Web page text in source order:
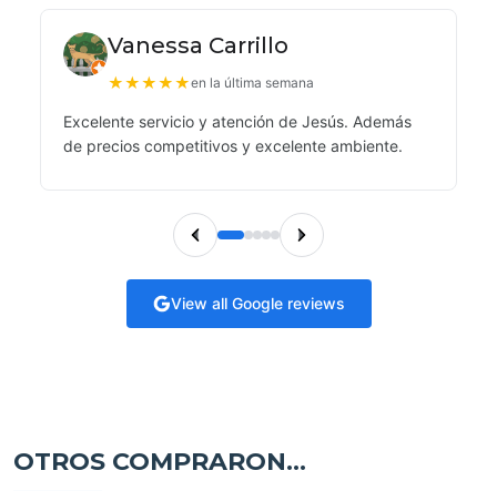
Vanessa Carrillo
★★★★★en la última semana
Excelente servicio y atención de Jesús. Además
de precios competitivos y excelente ambiente.
View all Google reviews
OTROS COMPRARON...